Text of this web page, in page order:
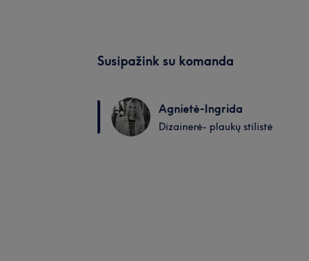
Susipažink su komanda
Agnietė-Ingrida
Dizainerė- plaukų stilistė